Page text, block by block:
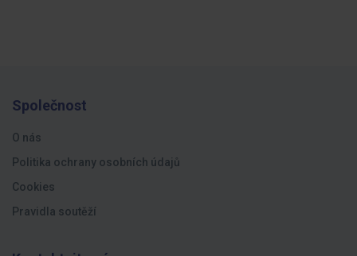
Společnost
O nás
Politika ochrany osobních údajů
Cookies
Pravidla soutěží